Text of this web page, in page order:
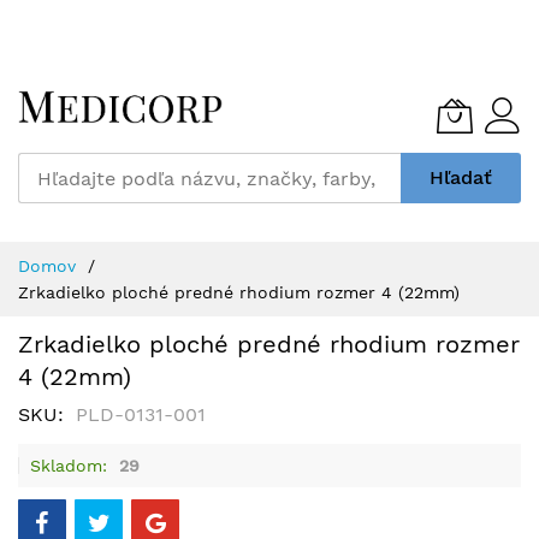
to
Content
Hľadať
Domov
Zrkadielko ploché predné rhodium rozmer 4 (22mm)
Zrkadielko ploché predné rhodium rozmer
4 (22mm)
SKU PLD-0131-001
Skladom 29